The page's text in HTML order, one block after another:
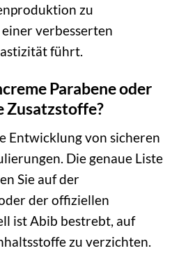
zu
verbesserten
führt.
Parabene oder
Zusatzstoffe?
Entwicklung von sicheren
Die genaue Liste
Sie auf der
der offiziellen
ist Abib bestrebt, auf
zu verzichten.